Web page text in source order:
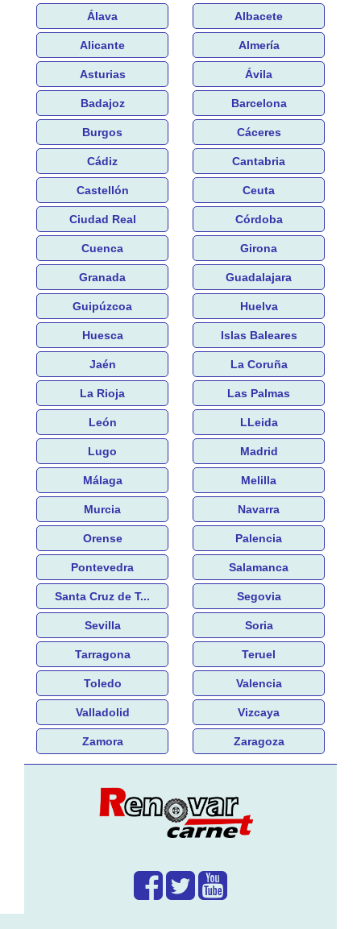
Álava Albacete
Alicante Almería
Asturias Ávila
Badajoz Barcelona
Burgos Cáceres
Cádiz Cantabria
Castellón Ceuta
Ciudad Real Córdoba
Cuenca Girona
Granada Guadalajara
Guipúzcoa Huelva
Huesca Islas Baleares
Jaén La Coruña
La Rioja Las Palmas
León LLeida
Lugo Madrid
Málaga Melilla
Murcia Navarra
Orense Palencia
Pontevedra Salamanca
Santa Cruz de T... Segovia
Sevilla Soria
Tarragona Teruel
Toledo Valencia
Valladolid Vizcaya
Zamora Zaragoza